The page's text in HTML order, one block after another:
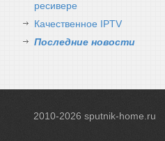
ресивере
Качественное IPTV
Последние новости
2010-2026 sputnik-home.ru